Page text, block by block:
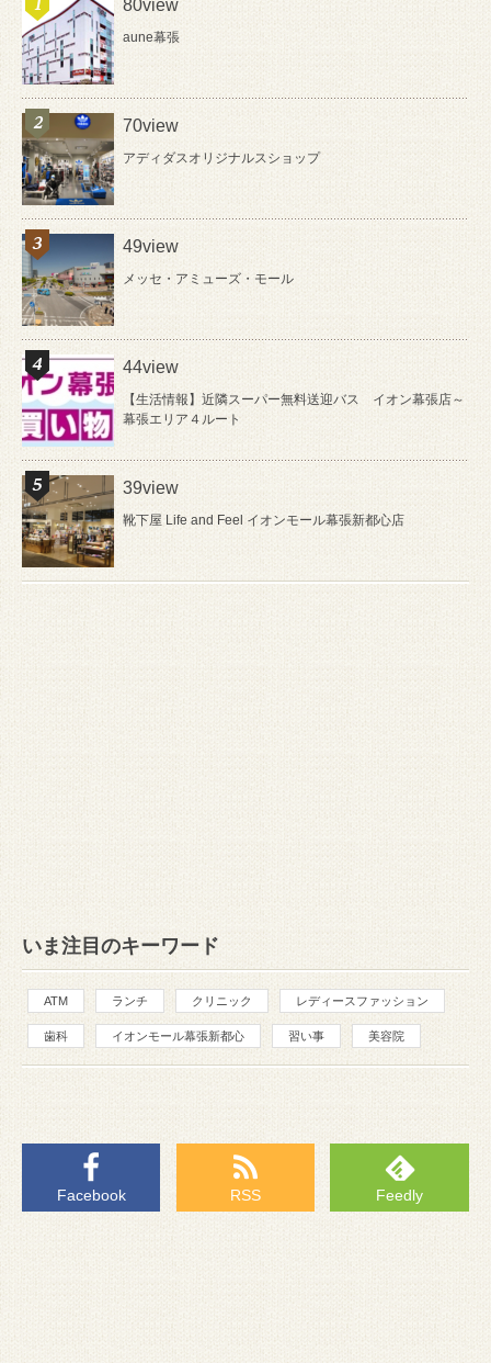
80view
aune幕張
70view
アディダスオリジナルスショップ
49view
メッセ・アミューズ・モール
44view
【生活情報】近隣スーパー無料送迎バス イオン幕張店～
幕張エリア４ルート
39view
靴下屋 Life and Feel イオンモール幕張新都心店
いま注目のキーワード
ATM ランチ クリニック レディースファッション
歯科 イオンモール幕張新都心 習い事 美容院
Facebook RSS Feedly